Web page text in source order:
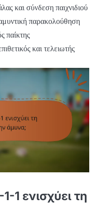
και σύνδεση παιχνιδιού
παρακολούθηση
παίκτης
και τελειωτής
1 ενισχύει τη